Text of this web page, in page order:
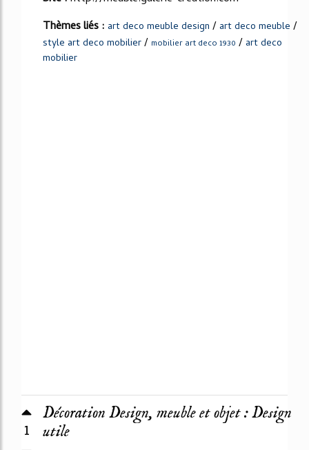
Thèmes liés : art deco meuble design /art deco meuble /
style art deco mobilier/ mobilier art deco 1930 /art deco
mobilier
1
Décoration Design, meuble et objet : Design
utile